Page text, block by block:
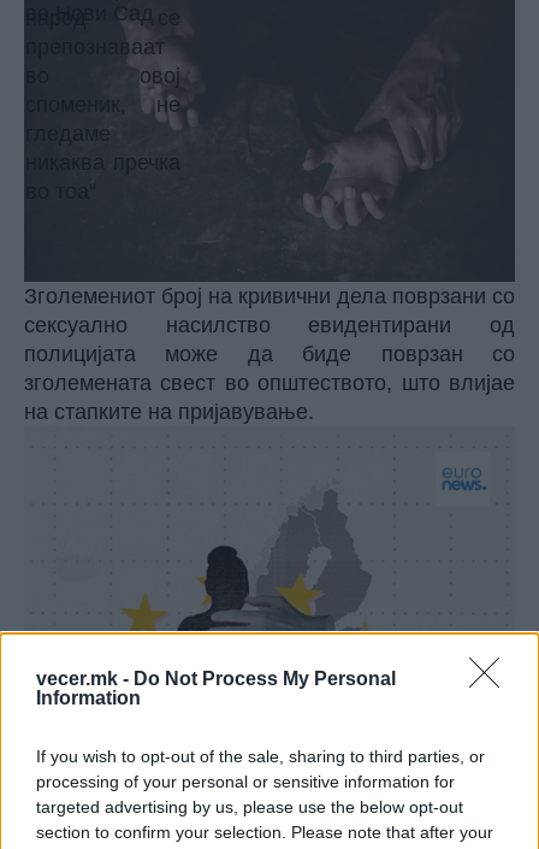
vecer.mk - Do Not Process My Personal
Information
If you wish to opt-out of the sale, sharing to third parties, or
processing of your personal or sensitive information for
targeted advertising by us, please use the below opt-out
section to confirm your selection. Please note that after your
Зголемениот број на кривични дела поврзани со
сексуално насилство евидентирани од
полицијата може да биде поврзан со
зголемената свест во општеството, што влијае
на стапките на пријавување.